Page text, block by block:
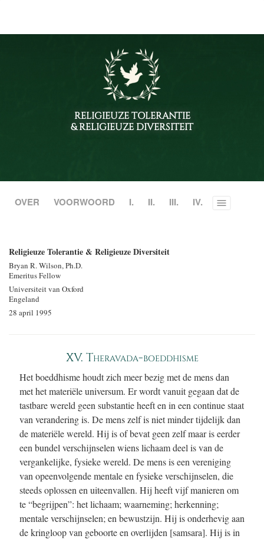
RELIGIEUZE TOLERANTIE
& RELIGIEUZE DIVERSITEIT
OVER VOORWOORD I. II. III. IV. Toggle
Religieuze Tolerantie & Religieuze Diversiteit
Bryan R. Wilson, Ph.D.
Emeritus Fellow
Universiteit van Oxford
Engeland
28 april 1995
XV. Theravada-boeddhisme
Het boeddhisme houdt zich meer bezig met de mens dan
met het materiële universum. Er wordt vanuit gegaan dat de
tastbare wereld geen substantie heeft en in een continue staat
van verandering is. De mens zelf is niet minder tijdelijk dan
de materiële wereld. Hij is of bevat geen zelf maar is eerder
een bundel verschijnselen wiens lichaam deel is van de
vergankelijke, fysieke wereld. De mens is een vereniging
van opeenvolgende mentale en fysieke verschijnselen, die
steeds oplossen en uiteenvallen. Hij heeft vijf manieren om
te “begrijpen”: het lichaam; waarneming; herkenning;
mentale verschijnselen; en bewustzijn. Hij is onderhevig aan
de kringloop van geboorte en overlijden [samsara]. Hij is in